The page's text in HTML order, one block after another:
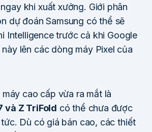
khi xuất xưởng. Giới phân
dự đoán Samsung có thể sẽ
Intelligence trước cả khi Google
lên các dòng máy Pixel của
máy cao cấp vừa ra mắt là
và Z TriFold có thể chưa được
Dù có giá bán cao, các thiết